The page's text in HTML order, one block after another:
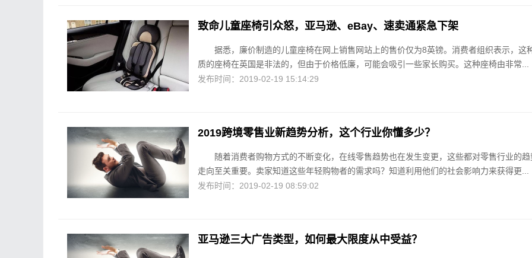
致命儿童座椅引众怒，亚马逊、eBay、速卖通紧急下架
据悉，廉价制造的儿童座椅在网上销售网站上的售价仅为8英镑。消费者组织表示，这
质的座椅在英国是非法的，但由于价格低廉，可能会吸引一些家长购买。这种座椅由非常...
发布时间：2019-02-19 15:14:29
2019跨境零售业新趋势分析，这个行业你懂多少？
随着消费者购物方式的不断变化，在线零售趋势也在发生变更，这些都对零售行业的趋
走向至关重要。卖家知道这些年轻购物者的需求吗？知道利用他们的社会影响力来获得更...
发布时间：2019-02-19 08:59:02
亚马逊三大广告类型，如何最大限度从中受益？